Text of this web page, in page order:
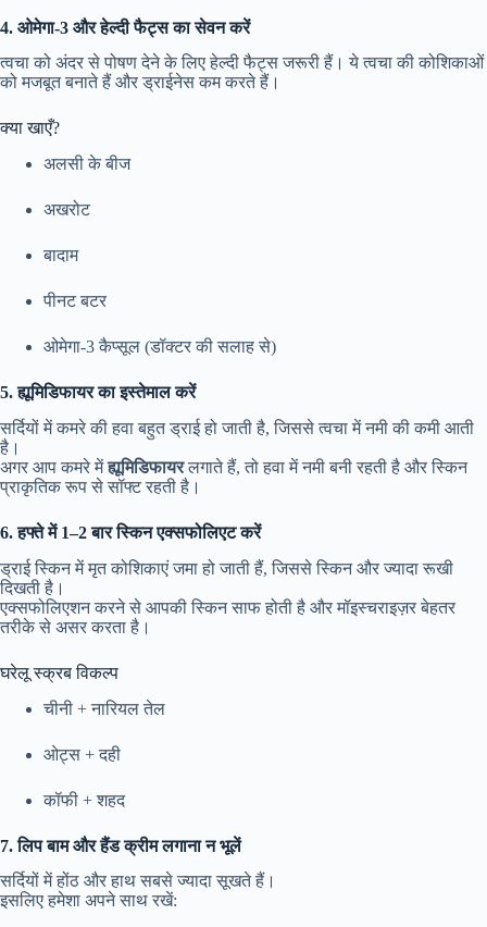
4. ओमेगा-3 और हेल्दी फैट्स का सेवन करें
त्वचा को अंदर से पोषण देने के लिए हेल्दी फैट्स जरूरी हैं। ये त्वचा की कोशिकाओं
को मजबूत बनाते हैं और ड्राईनेस कम करते हैं।
क्या खाएँ?
अलसी के बीज
अखरोट
बादाम
पीनट बटर
ओमेगा-3 कैप्सूल (डॉक्टर की सलाह से)
5. ह्यूमिडिफायर का इस्तेमाल करें
सर्दियों में कमरे की हवा बहुत ड्राई हो जाती है, जिससे त्वचा में नमी की कमी आती
है।
अगर आप कमरे मेंह्यूमिडिफायरलगाते हैं, तो हवा में नमी बनी रहती है और स्किन
प्राकृतिक रूप से सॉफ्ट रहती है।
6. हफ्ते में 1–2 बार स्किन एक्सफोलिएट करें
ड्राई स्किन में मृत कोशिकाएं जमा हो जाती हैं, जिससे स्किन और ज्यादा रूखी
दिखती है।
एक्सफोलिएशन करने से आपकी स्किन साफ होती है और मॉइस्चराइज़र बेहतर
तरीके से असर करता है।
घरेलू स्क्रब विकल्प
चीनी + नारियल तेल
ओट्स + दही
कॉफी + शहद
7. लिप बाम और हैंड क्रीम लगाना न भूलें
सर्दियों में होंठ और हाथ सबसे ज्यादा सूखते हैं।
इसलिए हमेशा अपने साथ रखें: